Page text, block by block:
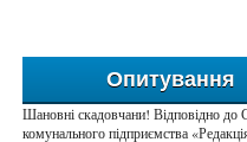
Опитування
Шановні скадовчани! Відповідно до
комунального підприємства